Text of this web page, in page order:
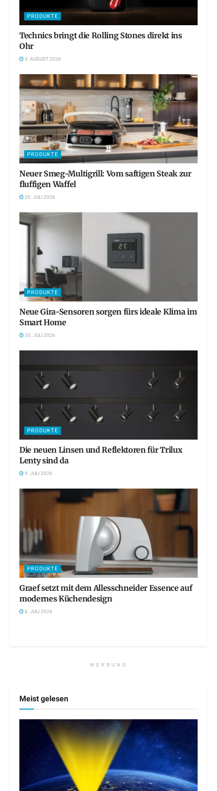
PRODUKTE
Technics bringt die Rolling Stones direkt ins
Ohr
3. AUGUST 2026
PRODUKTE
Neuer Smeg-Multigrill: Vom saftigen Steak zur
fluffigen Waffel
20. JULI 2026
PRODUKTE
Neue Gira-Sensoren sorgen fürs ideale Klima im
Smart Home
20. JULI 2026
PRODUKTE
Die neuen Linsen und Reflektoren für Trilux
Lenty sind da
9. JULI 2026
PRODUKTE
Graef setzt mit dem Allesschneider Essence auf
modernes Küchendesign
6. JULI 2026
WERBUNG
Meist gelesen